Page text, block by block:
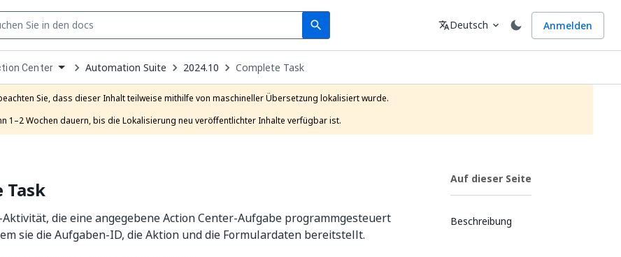
search
Search Sprache
translateDeutsch expand_more Anmelden
Center Automation Suite 2024.10 Complete Task
Sie, dass dieser Inhalt teilweise mithilfe von maschineller Übersetzung lokalisiert wurde.
1–2 Wochen dauern, bis die Lokalisierung neu veröffentlichter Inhalte verfügbar ist.
Task
die eine angegebene Action Center-Aufgabe programmgesteuert
sie die Aufgaben-ID, die Aktion und die Formulardaten bereitstellt.
Auf dieser Seite
Beschreibung